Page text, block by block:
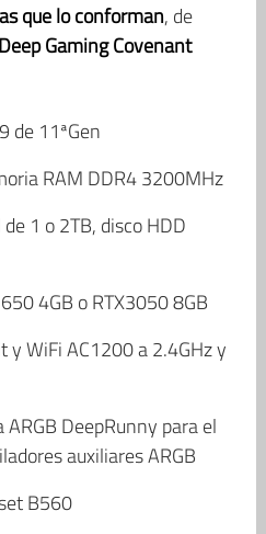
que lo conforman, de
Gaming Covenant
de 11ªGen
RAM DDR4 3200MHz
1 o 2TB, disco HDD
4GB o RTX3050 8GB
y WiFi AC1200 a 2.4GHz y
DeepRunny para el
auxiliares ARGB
B560